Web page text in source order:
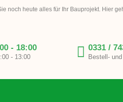
noch heute alles für Ihr Bauprojekt. Hier
- 18:00
- 13:00
0331 /
Bestell-